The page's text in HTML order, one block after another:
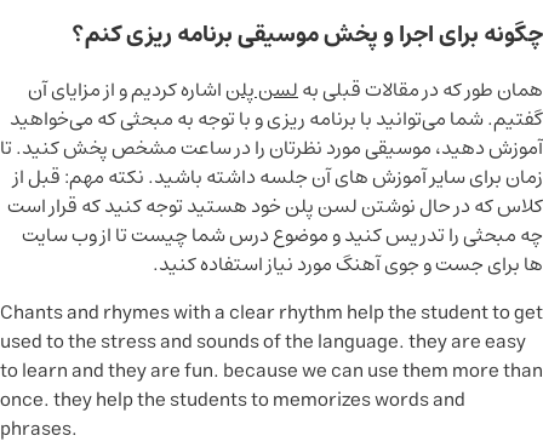
چگونه برای اجرا و پخش موسیقی برنامه ریزی کنم؟
همان طور که در مقالات قبلی بهلسن پلناشاره کردیم و از مزایای آن
گفتیم. شما می‌توانید با برنامه ریزی و با توجه به مبحثی که می‌خواهید
آموزش دهید، موسیقی مورد نظرتان را در ساعت مشخص پخش کنید. تا
زمان برای سایر آموزش های آن جلسه داشته باشید.نکته مهم: قبل از
کلاس که در حال نوشتن لسن پلن خود هستید توجه کنید که قرار است
چه مبحثی را تدریس کنید و موضوع درس شما چیست تا از وب سایت
ها برای جست و جوی آهنگ مورد نیاز استفاده کنید.
Chants and rhymes with a clear rhythm help the student to get
used to the stress and sounds of the language. they are easy
to learn and they are fun. because we can use them more than
once. they help the students to memorizes words and
phrases.